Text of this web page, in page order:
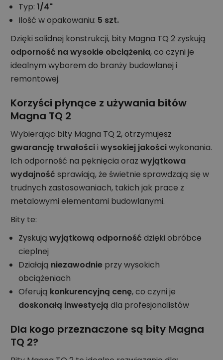
Typ: 1/4"
Ilość w opakowaniu: 5 szt.
Dzięki solidnej konstrukcji, bity Magna TQ 2 zyskują
odporność na wysokie obciążenia, co czyni je
idealnym wyborem do branży budowlanej i
remontowej.
Korzyści płynące z używania bitów
Magna TQ 2
Wybierając bity Magna TQ 2, otrzymujesz
gwarancję trwałościi wysokiej jakościwykonania.
Ich odporność na pęknięcia oraz wyjątkowa
wydajność sprawiają, że świetnie sprawdzają się w
trudnych zastosowaniach, takich jak prace z
metalowymi elementami budowlanymi.
Bity te:
Zyskują wyjątkową odporność dzięki obróbce
cieplnej
Działają niezawodnie przy wysokich
obciążeniach
Oferują konkurencyjną cenę, co czyni je
doskonałą inwestycją dla profesjonalistów
Dla kogo przeznaczone są bity Magna
TQ 2?